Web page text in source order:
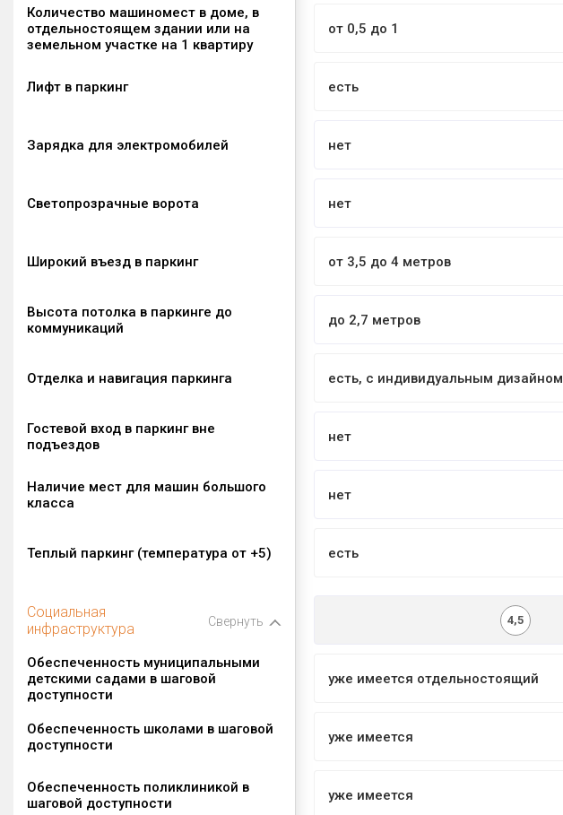
Количество машиномест в доме, в
отдельностоящем здании или на
земельном участке на 1 квартиру
от 0,5 до 1
Лифт в паркинг есть
Зарядка для электромобилей нет
Светопрозрачные ворота нет
Широкий въезд в паркинг от 3,5 до 4 метров
Высота потолка в паркинге до
коммуникаций
до 2,7 метров
Отделка и навигация паркинга есть, с индивидуальным дизайном
Гостевой вход в паркинг вне
подъездов
нет
Наличие мест для машин большого
класса
нет
Теплый паркинг (температура от +5) есть
Социальная
инфраструктура
Свернуть 4,5
Обеспеченность муниципальными
детскими садами в шаговой
доступности
уже имеется отдельностоящий
Обеспеченность школами в шаговой
доступности
уже имеется
Обеспеченность поликлиникой в
шаговой доступности
уже имеется